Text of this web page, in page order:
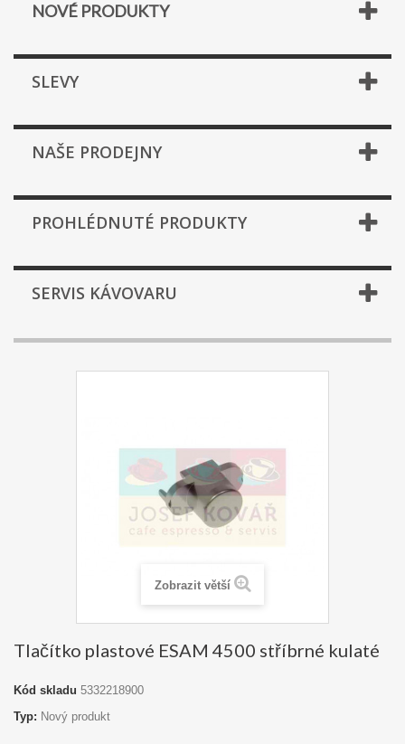
NOVÉ PRODUKTY
SLEVY
NAŠE PRODEJNY
PROHLÉDNUTÉ PRODUKTY
SERVIS KÁVOVARU
Zobrazit větší
Tlačítko plastové ESAM 4500 stříbrné kulaté
Kód skladu 5332218900
Typ: Nový produkt